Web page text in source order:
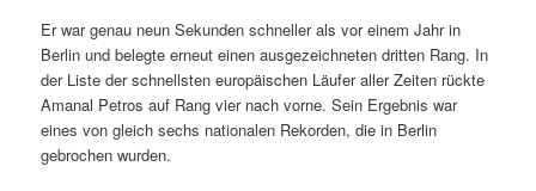
Er war genau neun Sekunden schneller als vor einem Jahr in
Berlin und belegte erneut einen ausgezeichneten dritten Rang. In
der Liste der schnellsten europäischen Läufer aller Zeiten rückte
Amanal Petros auf Rang vier nach vorne. Sein Ergebnis war
eines von gleich sechs nationalen Rekorden, die in Berlin
gebrochen wurden.